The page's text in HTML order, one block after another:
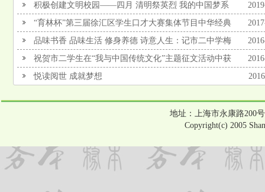
积极创建文明校园——四月 清明祭英烈 我的中国梦系
列
“育林杯”第三届徐汇区学生口才大赛集体节目中华经典
诗文诵读铜奖2017.5
品味书香 品味生活 修身养德 诗意人生：记市二中学梅
陇校区读书节及南京交流活动
祝贺市二学生在“我与中国传统文化”主题征文活动中获
奖
悦读阅世 成就梦想
地址：上海市永康路200
Copyright(c) 2005